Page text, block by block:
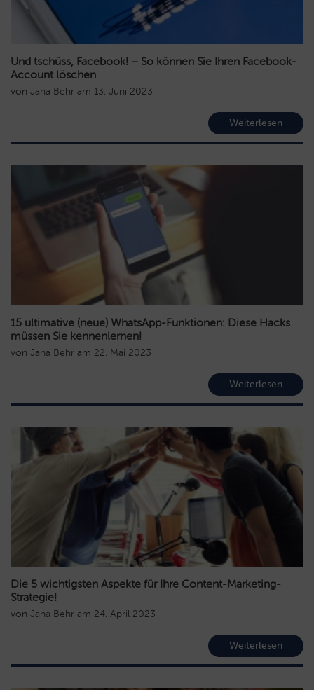
Und tschüss, Facebook! – So können Sie Ihren Facebook-
Account löschen
von Jana Behr am 13. Juni 2023
Weiterlesen
15 ultimative (neue) WhatsApp-Funktionen: Diese Hacks
müssen Sie kennenlernen!
von Jana Behr am 22. Mai 2023
Weiterlesen
Die 5 wichtigsten Aspekte für Ihre Content-Marketing-
Strategie!
von Jana Behr am 24. April 2023
Weiterlesen